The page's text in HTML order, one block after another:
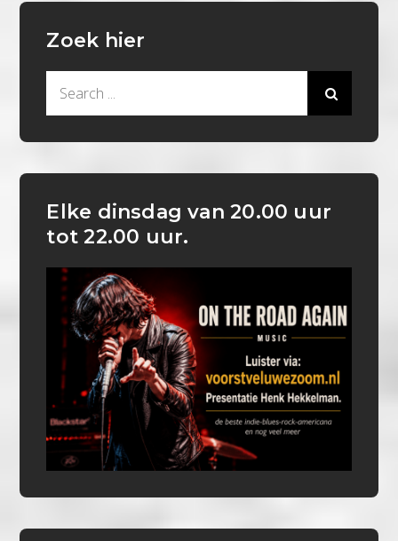
Zoek hier
Elke dinsdag van 20.00 uur
tot 22.00 uur.